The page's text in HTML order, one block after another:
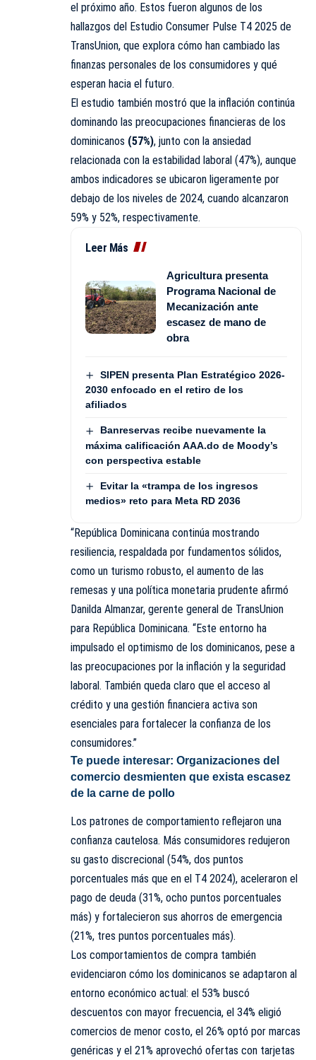
el próximo año. Estos fueron algunos de los
hallazgos del Estudio Consumer Pulse T4 2025 de
TransUnion, que explora cómo han cambiado las
finanzas personales de los consumidores y qué
esperan hacia el futuro.
El estudio también mostró que la inflación continúa
dominando las preocupaciones financieras de los
dominicanos (57%), junto con la ansiedad
relacionada con la estabilidad laboral (47%), aunque
ambos indicadores se ubicaron ligeramente por
debajo de los niveles de 2024, cuando alcanzaron
59% y 52%, respectivamente.
Leer Más
Agricultura presenta
Programa Nacional de
Mecanización ante
escasez de mano de
obra
SIPEN presenta Plan Estratégico 2026-
2030 enfocado en el retiro de los
afiliados
Banreservas recibe nuevamente la
máxima calificación AAA.do de Moody’s
con perspectiva estable
Evitar la «trampa de los ingresos
medios» reto para Meta RD 2036
“República Dominicana continúa mostrando
resiliencia, respaldada por fundamentos sólidos,
como un turismo robusto, el aumento de las
remesas y una política monetaria prudente afirmó
Danilda Almanzar, gerente general de TransUnion
para República Dominicana. “Este entorno ha
impulsado el optimismo de los dominicanos, pese a
las preocupaciones por la inflación y la seguridad
laboral. También queda claro que el acceso al
crédito y una gestión financiera activa son
esenciales para fortalecer la confianza de los
consumidores.”
Te puede interesar: Organizaciones del
comercio desmienten que exista escasez
de la carne de pollo
Los patrones de comportamiento reflejaron una
confianza cautelosa. Más consumidores redujeron
su gasto discrecional (54%, dos puntos
porcentuales más que en el T4 2024), aceleraron el
pago de deuda (31%, ocho puntos porcentuales
más) y fortalecieron sus ahorros de emergencia
(21%, tres puntos porcentuales más).
Los comportamientos de compra también
evidenciaron cómo los dominicanos se adaptaron al
entorno económico actual: el 53% buscó
descuentos con mayor frecuencia, el 34% eligió
comercios de menor costo, el 26% optó por marcas
genéricas y el 21% aprovechó ofertas con tarjetas